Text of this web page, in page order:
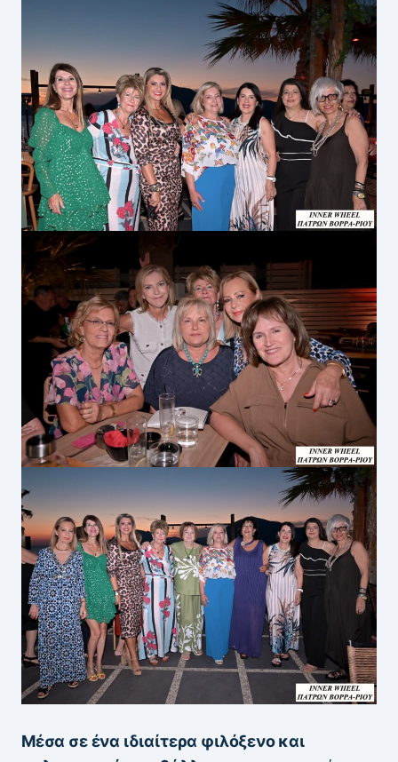
Μέσα σε ένα ιδιαίτερα φιλόξενο και